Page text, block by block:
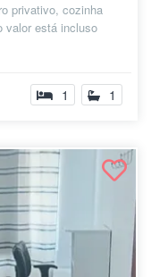
privativo, cozinha
valor está incluso
1 1